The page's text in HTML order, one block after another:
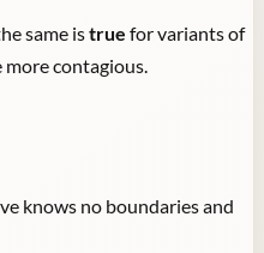
same istrue for variants of
contagious.
knows no boundaries and